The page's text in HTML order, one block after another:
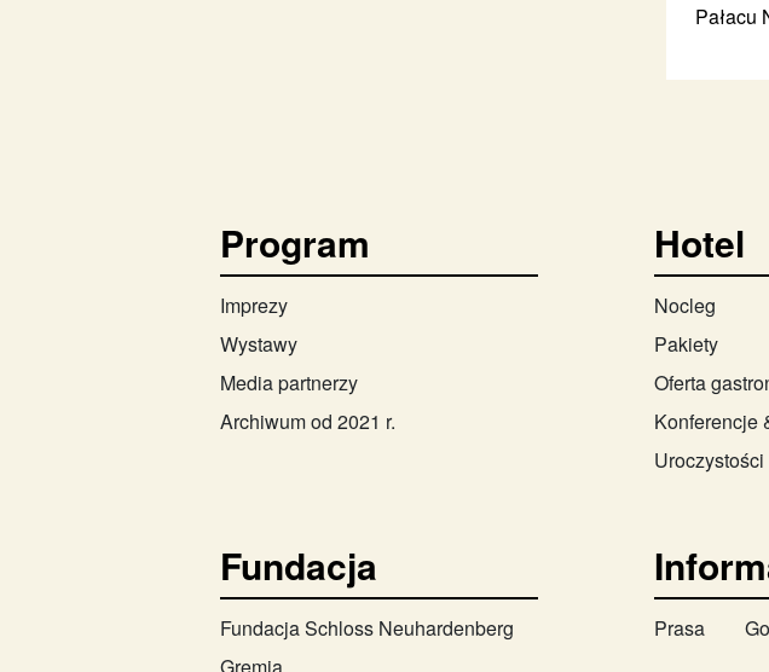
Pałacu
Program
Imprezy
Wystawy
Media partnerzy
Archiwum od 2021 r.
Hotel
Nocleg
Pakiety
Oferta
Konferencje
Uroczystości
Fundacja
Fundacja Schloss Neuhardenberg
Gremia
Prasa